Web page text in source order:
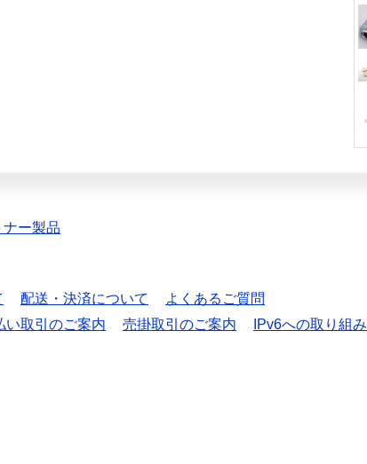
ナー製品
配送・決済について
よくあるご質問
い取引のご案内 売掛取引のご案内
IPv6への取り組み